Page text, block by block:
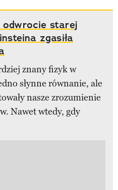
starej
zgasiła
znany fizyk w
słynne równanie, ale
nasze zrozumienie
Nawet wtedy, gdy